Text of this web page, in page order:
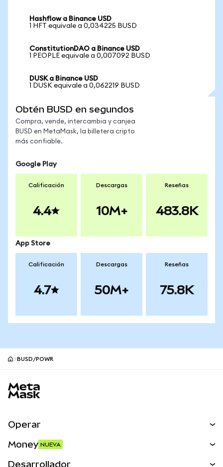
Hashflow a Binance USD
1 HFT equivale a 0,034225 BUSD
ConstitutionDAO a Binance USD
1 PEOPLE equivale a 0,007092 BUSD
DUSK a Binance USD
1 DUSK equivale a 0,062219 BUSD
Obtén BUSD en segundos
Compra, vende, intercambia y canjea
BUSD en MetaMask, la billetera cripto
más confiable.
Google Play
Calificación
4.4
Descargas
10M+
Reseñas
483.8K
App Store
Calificación
4.7
Descargas
50M+
Reseñas
75.8K
BUSD/POWR
Operar
Money NUEVA
Desarrollador